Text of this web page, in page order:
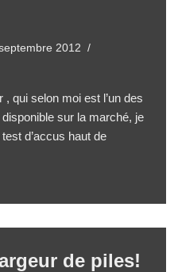
2012
, qui selon moi est l’un des
sur la marché, je
d’accus haut de
de piles!